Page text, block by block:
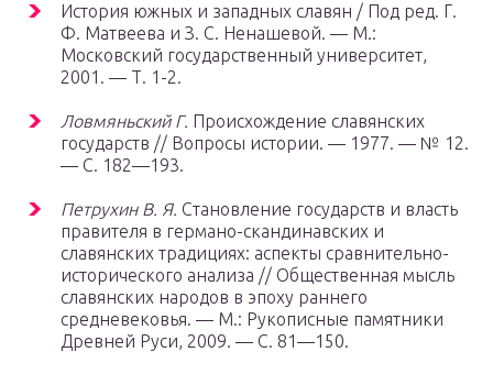
История южных и западных славян / Под ред. Г.
Ф. Матвеева и З. С. Ненашевой. — М.:
Московский государственный университет,
2001. — Т. 1-2.
Ловмяньский Г. Происхождение славянских
государств // Вопросы истории. — 1977. — № 12.
— С. 182—193.
Петрухин В. Я. Становление государств и власть
правителя в германо-скандинавских и
славянских традициях: аспекты сравнительно-
исторического анализа // Общественная мысль
славянских народов в эпоху раннего
средневековья. — М.: Рукописные памятники
Древней Руси, 2009. — С. 81—150.